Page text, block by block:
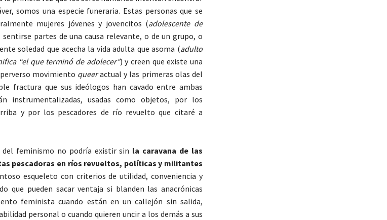
somos una especie funeraria. Estas personas que se
mujeres jóvenes y jovencitos (adolescente de
sentirse partes de una causa relevante, o de un grupo, o
soledad que acecha la vida adulta que asoma (adulto
“el que terminó de adolecer”) y creen que existe una
movimiento queeractual y las primeras olas del
fractura que sus ideólogos han cavado entre ambas
instrumentalizadas, usadas como objetos, por los
y por los pescadores de río revuelto que citaré a
feminismo no podría existir sin la caravana de las
pescadoras en ríos revueltos, políticas y militantes
esqueleto con criterios de utilidad, conveniencia y
que pueden sacar ventaja si blanden las anacrónicas
feminista cuando están en un callejón sin salida,
personal o cuando quieren uncir a los demás a sus